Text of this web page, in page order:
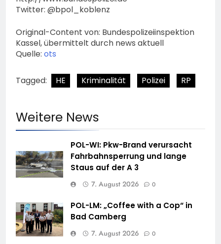
Twitter: @bpol_koblenz
Original-Content von: Bundespolizeiinspektion
Kassel, übermittelt durch news aktuell
Quelle: ots
Tagged: HE Kriminalität Polizei RP
Weitere News
POL-WI: Pkw-Brand verursacht
Fahrbahnsperrung und lange
Staus auf der A 3
7. August 2026 0
POL-LM: „Coffee with a Cop“ in
Bad Camberg
7. August 2026 0